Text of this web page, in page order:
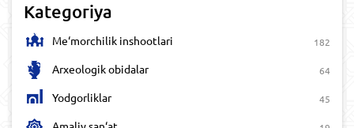
Kategoriya
Me‘morchilik inshootlari 182
Arxeologik obidalar 64
Yodgorliklar 45